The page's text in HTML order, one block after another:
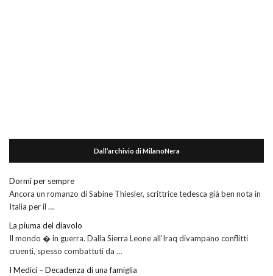
Dall’archivio di MilanoNera
Dormi per sempre
Ancora un romanzo di Sabine Thiesler, scrittrice tedesca già ben nota in
Italia per il …
La piuma del diavolo
Il mondo � in guerra. Dalla Sierra Leone all’Iraq divampano conflitti
cruenti, spesso combattuti da …
I Medici – Decadenza di una famiglia